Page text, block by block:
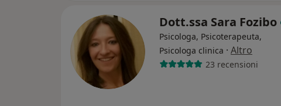
Dott.ssa Sara Fozibo
Psicologa, Psicoterapeuta,
Psicologa clinica · Altro
23 recensioni